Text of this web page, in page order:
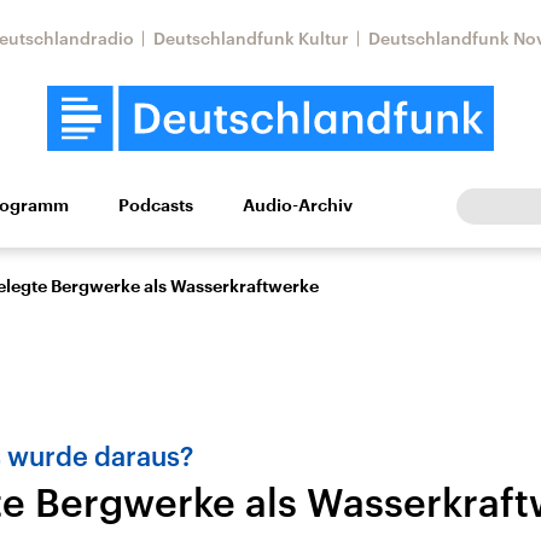
Deutschlandfunk Kultur Deutschlandfunk
Wissen Kultur Europa
Beiträge,
Nahostkonflikt
Iran
Podcasts Audio-Archiv
Bergwerke als Wasserkraftwerke
wurde daraus?
Bergwerke als